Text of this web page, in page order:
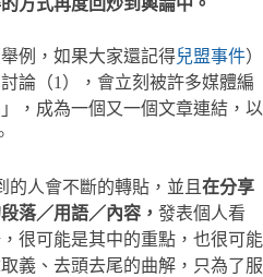
例，如果大家還記得兒盟事件）
論（1），會立刻被許多媒體編
，成為一個又一個文章連結，以
的人會不斷的轉貼，並且 在分享
落／用語／內容， 發表個人看
很可能是其中的重點，也很可能
義、去頭去尾的曲解，只為了服